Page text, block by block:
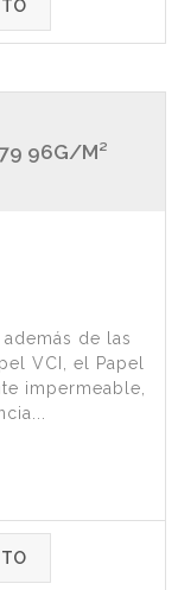
96G/M²
de las
VCI, el Papel
impermeable,